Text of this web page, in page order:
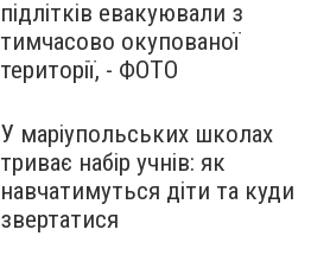
підлітків евакуювали з
тимчасово окупованої
території, - ФОТО
У маріупольських школах
триває набір учнів: як
навчатимуться діти та куди
звертатися